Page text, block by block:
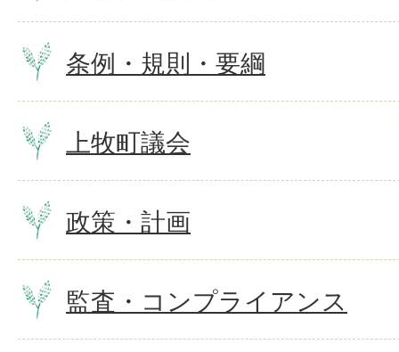
条例・規則・要綱
上牧町議会
政策・計画
監査・コンプライアンス